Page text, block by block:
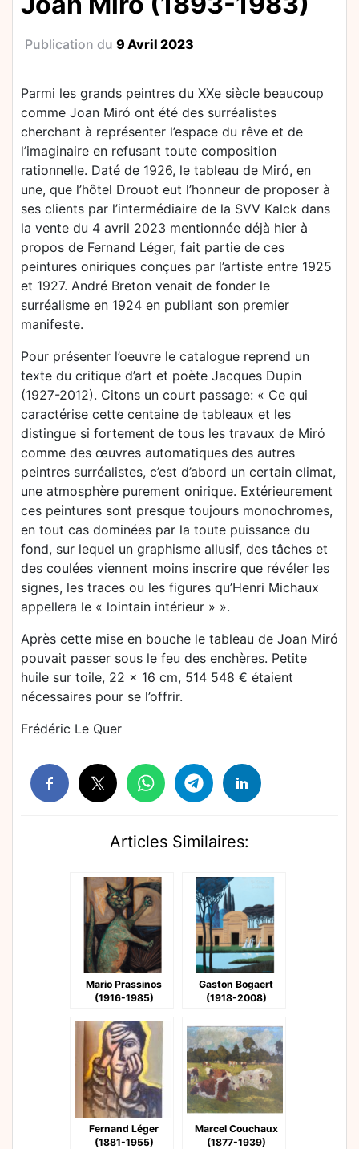
Publication du 9 Avril 2023
Parmi les grands peintres du XXe siècle beaucoup
comme Joan Miró ont été des surréalistes
cherchant à représenter l’espace du rêve et de
l’imaginaire en refusant toute composition
rationnelle. Daté de 1926, le tableau de Miró, en
une, que l’hôtel Drouot eut l’honneur de proposer à
ses clients par l’intermédiaire de la SVV Kalck dans
la vente du 4 avril 2023 mentionnée déjà hier à
propos de Fernand Léger, fait partie de ces
peintures oniriques conçues par l’artiste entre 1925
et 1927. André Breton venait de fonder le
surréalisme en 1924 en publiant son premier
manifeste.
Pour présenter l’oeuvre le catalogue reprend un
texte du critique d’art et poète Jacques Dupin
(1927-2012). Citons un court passage: « Ce qui
caractérise cette centaine de tableaux et les
distingue si fortement de tous les travaux de Miró
comme des œuvres automatiques des autres
peintres surréalistes, c’est d’abord un certain climat,
une atmosphère purement onirique. Extérieurement
ces peintures sont presque toujours monochromes,
en tout cas dominées par la toute puissance du
fond, sur lequel un graphisme allusif, des tâches et
des coulées viennent moins inscrire que révéler les
signes, les traces ou les figures qu’Henri Michaux
appellera le « lointain intérieur » ».
Après cette mise en bouche le tableau de Joan Miró
pouvait passer sous le feu des enchères. Petite
huile sur toile, 22 x 16 cm, 514 548 € étaient
nécessaires pour se l’offrir.
Frédéric Le Quer
Articles Similaires:
Mario Prassinos
(1916-1985)
Gaston Bogaert
(1918-2008)
Fernand Léger
(1881-1955)
Marcel Couchaux
(1877-1939)